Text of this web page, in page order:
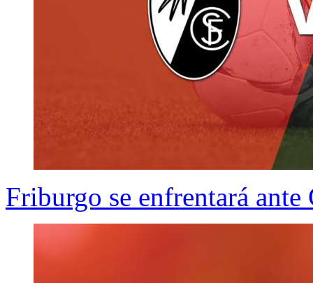
Friburgo se enfrentará